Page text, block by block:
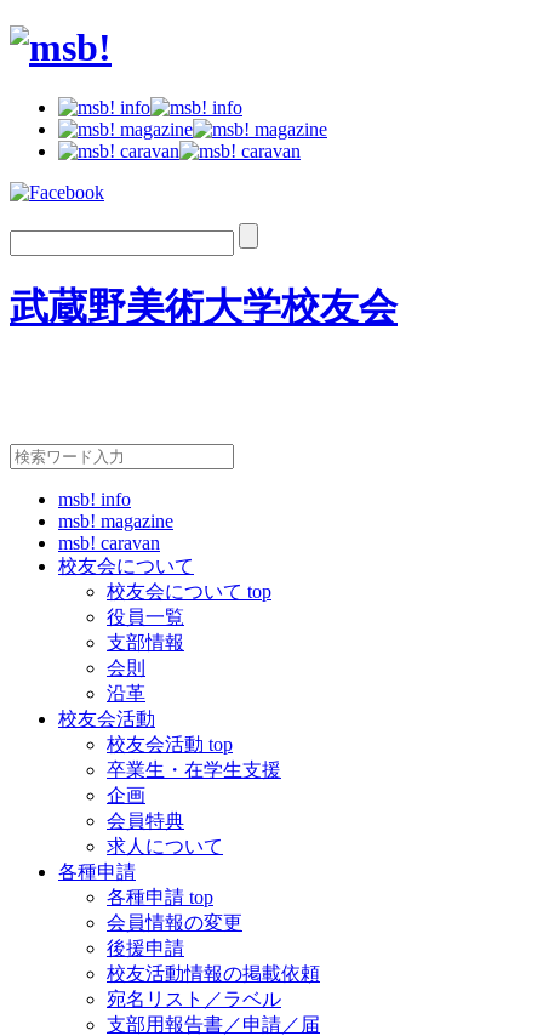
武蔵野美術大学校友会
msb! info
msb! magazine
msb! caravan
校友会について
校友会について top
役員一覧
支部情報
会則
沿革
校友会活動
校友会活動 top
卒業生・在学生支援
企画
会員特典
求人について
各種申請
各種申請 top
会員情報の変更
後援申請
校友活動情報の掲載依頼
宛名リスト／ラベル
支部用報告書／申請／届